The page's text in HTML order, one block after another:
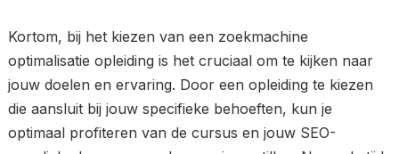
Kortom, bij het kiezen van een zoekmachine
optimalisatie opleiding is het cruciaal om te kijken naar
jouw doelen en ervaring. Door een opleiding te kiezen
die aansluit bij jouw specifieke behoeften, kun je
optimaal profiteren van de cursus en jouw SEO-